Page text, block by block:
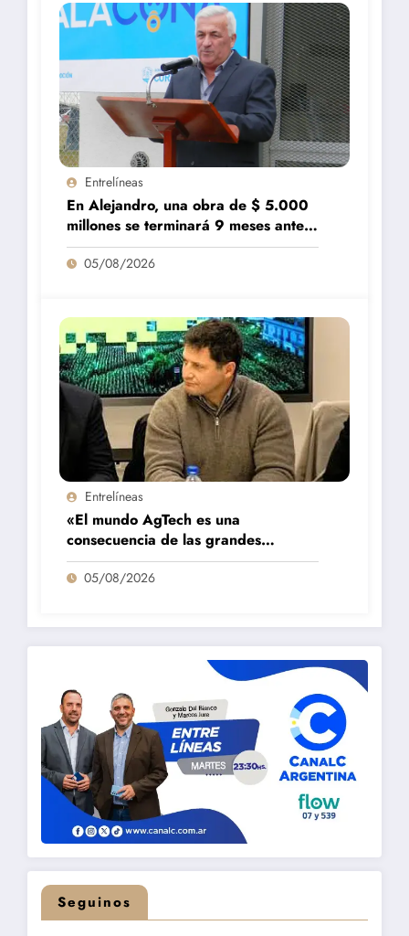
Entrelíneas
En Alejandro, una obra de $ 5.000
millones se terminará 9 meses antes
de lo previsto
05/08/2026
Entrelíneas
«El mundo AgTech es una
consecuencia de las grandes
fortalezas que tenemos en la región»
05/08/2026
Seguinos